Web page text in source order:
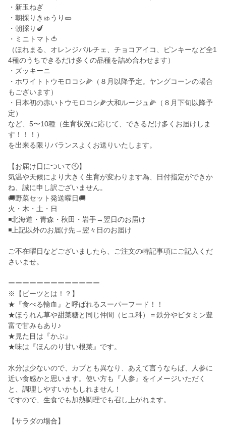
・新玉ねぎ
・朝採りきゅうり🥒
・朝採り🍆
・ミニトマト🍅
（ほれまる、オレンジパルチェ、チョコアイコ、ピンキーなど全1
4種のうちできるだけ多くの品種を詰め合わせます）
・ズッキーニ
・ホワイトトウモロコシ🌽（８月以降予定。ヤングコーンの場合
もございます）
・日本初の赤いトウモロコシ🌽大和ルージュ🌽（８月下旬以降予
定）
など、5〜10種（生育状況に応じて、できるだけ多くお届けしま
す！！！）
を出来る限りバランスよくお送りいたします。
【お届け日について🕙】
気温や天候により大きく生育が変わります為、日付指定ができか
ね、誠に申し訳ございません。
🚚野菜セット発送曜日🚚
火・木・土・日
◾️北海道・青森・秋田・岩手→翌日のお届け
◾️上記以外のお届け先→翌々日のお届け
ご不在曜日などございましたら、ご注文の特記事項にご記入くだ
さいませ。
ーーーーーーーーーーーーー
※【ビーツとは！？】
★『食べる輸血』と呼ばれるスーパーフード！！
★ほうれん草や甜菜糖と同じ仲間（ヒユ科）＝鉄分やビタミン豊
富で甘みもあり♪
★見た目は『かぶ』
★味は『ほんのり甘い根菜』です。
水分は少ないので、カブとも異なり、あえて言うならば、人参に
近い食感かと思います。使い方も『人参』をイメージいただく
と、調理しやすいかもしれません！
ですので、生食でも加熱調理でも召し上がれます。
【サラダの場合】